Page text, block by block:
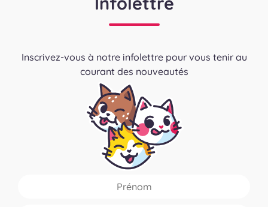
Inscrivez-vous à notre infolettre pour vous tenir au
courant des nouveautés